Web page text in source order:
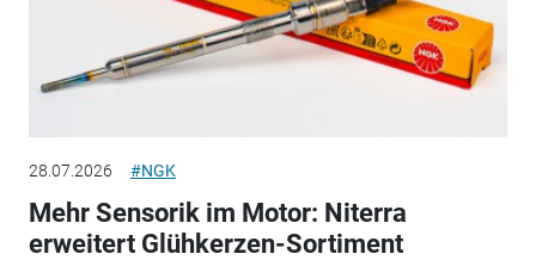
28.07.2026 #NGK
Mehr Sensorik im Motor: Niterra
erweitert Glühkerzen-Sortiment